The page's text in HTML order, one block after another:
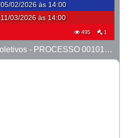
05/02/2026 às 14:00
11/03/2026 às 14:00
495 1
LOTE 12 - 2 Ônibus Coletivos - PROCESSO 0010148-76.2020-1ª CONT.